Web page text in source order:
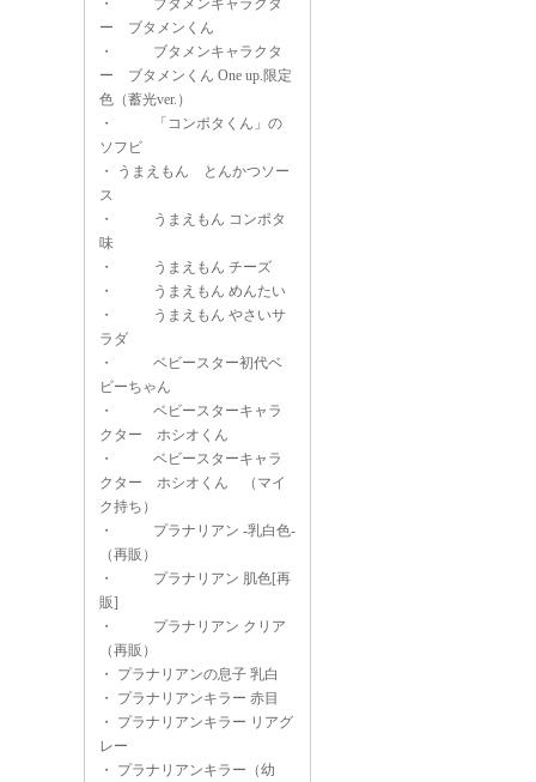
・
ブタメンキャラクタ
ー ブタメンくん
・
ブタメンキャラクタ
ー ブタメンくん One up.限定
色（蓄光ver.）
・
「コンポタくん」の
ソフビ
・
うまえもん とんかつソー
ス
・
うまえもん コンポタ
味
・
うまえもん チーズ
・
うまえもん めんたい
・
うまえもん やさいサ
ラダ
・
ベビースター初代ベ
ビーちゃん
・
ベビースターキャラ
クター ホシオくん
・
ベビースターキャラ
クター ホシオくん （マイ
ク持ち）
・
プラナリアン -乳白色-
（再販）
・
プラナリアン 肌色[再
販]
・
プラナリアン クリア
（再販）
・ プラナリアンの息子 乳白
・ プラナリアンキラー 赤目
・ プラナリアンキラー リアグ
レー
・ プラナリアンキラー（幼